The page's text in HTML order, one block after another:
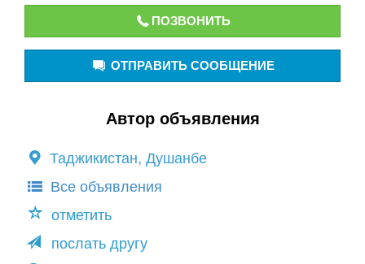
ПОЗВОНИТЬ
ОТПРАВИТЬ СООБЩЕНИЕ
Автор объявления
Таджикистан, Душанбе
Все объявления
отметить
послать другу